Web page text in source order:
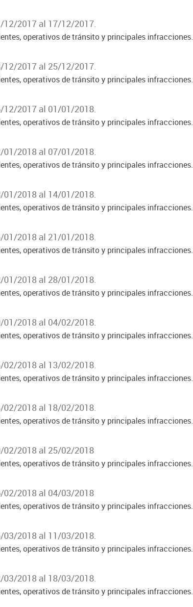
12/2017 al 17/12/2017.
operativos de tránsito y principales infracciones.
12/2017 al 25/12/2017.
operativos de tránsito y principales infracciones.
12/2017 al 01/01/2018.
operativos de tránsito y principales infracciones.
01/2018 al 07/01/2018.
operativos de tránsito y principales infracciones.
01/2018 al 14/01/2018.
operativos de tránsito y principales infracciones.
01/2018 al 21/01/2018.
operativos de tránsito y principales infracciones.
01/2018 al 28/01/2018.
operativos de tránsito y principales infracciones.
01/2018 al 04/02/2018.
operativos de tránsito y principales infracciones.
02/2018 al 13/02/2018.
operativos de tránsito y principales infracciones.
02/2018 al 18/02/2018.
operativos de tránsito y principales infracciones.
02/2018 al 25/02/2018
operativos de tránsito y principales infracciones.
02/2018 al 04/03/2018
operativos de tránsito y principales infracciones.
03/2018 al 11/03/2018.
operativos de tránsito y principales infracciones.
03/2018 al 18/03/2018.
operativos de tránsito y principales infracciones.